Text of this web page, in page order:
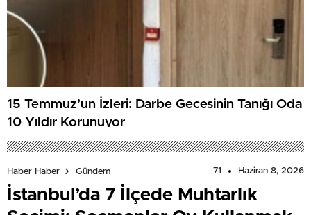
15 Temmuz’un İzleri: Darbe Gecesinin Tanığı Oda
10 Yıldır Korunuyor
Haber Haber Gündem 71 Haziran 8, 2026
İstanbul’da 7 İlçede Muhtarlık